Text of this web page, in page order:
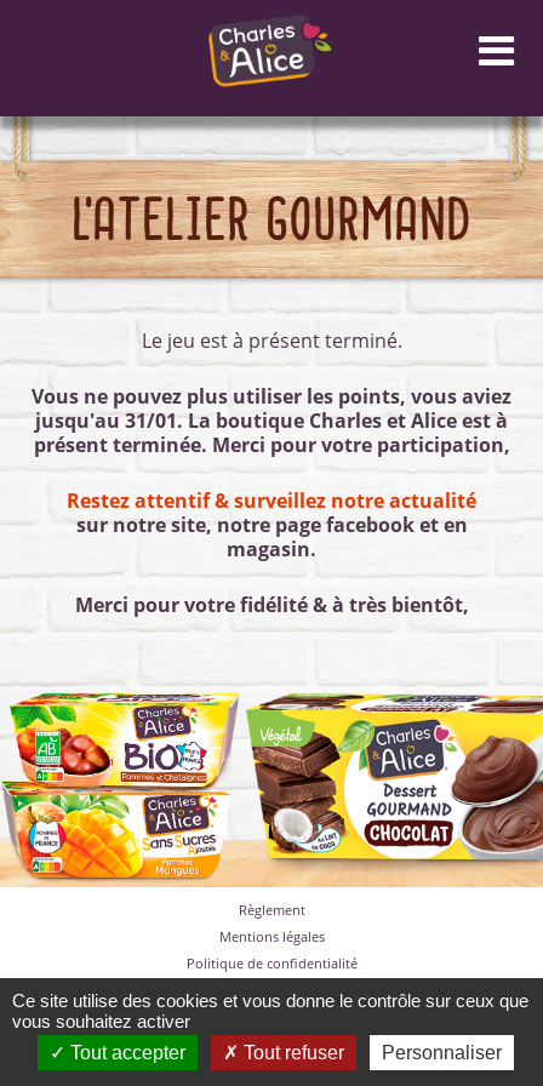
L'ATELIER GOURMAND
Le jeu est à présent terminé.
Vous ne pouvez plus utiliser les points, vous aviez
jusqu'au 31/01. La boutique Charles et Alice est à
présent terminée. Merci pour votre participation,
Restez attentif & surveillez notre actualité
sur notre site, notre page facebook et en
magasin.
Merci pour votre fidélité & à très bientôt,
Règlement
Mentions légales
Politique de confidentialité
Cookies
Panneau de gestion des cookies
Ce site utilise des cookies et vous donne le contrôle sur ceux que
vous souhaitez activer
Tout accepter
Tout refuser Personnaliser